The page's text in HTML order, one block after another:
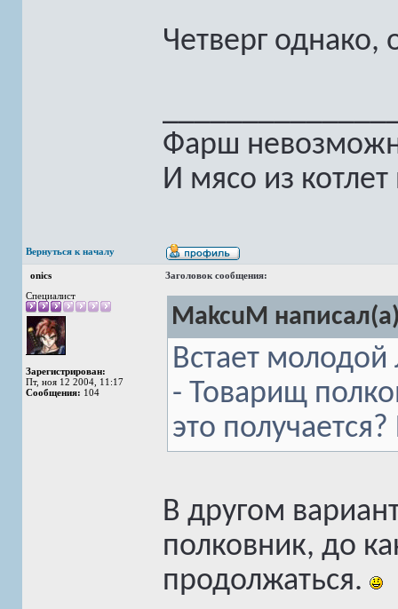
Четверг однако,
Фарш
И мясо из
Вернуться к началу
onics
Заголовок сообщения:
Специалист
Зарегистрирован:
Пт, ноя 12 2004, 11:17
Сообщения: 104
MakcuM
Встает молодой
- Товарищ
это
В другом
полковник, до
продолжаться.